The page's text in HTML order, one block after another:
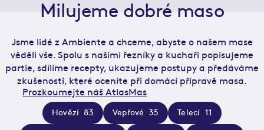
Milujeme dobré maso
Jsme lidé z Ambiente a chceme, abyste o našem mase
věděli vše. Spolu s našimi řezníky a kuchaři popisujeme
partie, sdílíme recepty, ukazujeme postupy a předáváme
zkušenosti, které oceníte při domácí přípravě masa.
Prozkoumejte náš AtlasMas
Hovězí 83 Vepřové 35 Telecí 11